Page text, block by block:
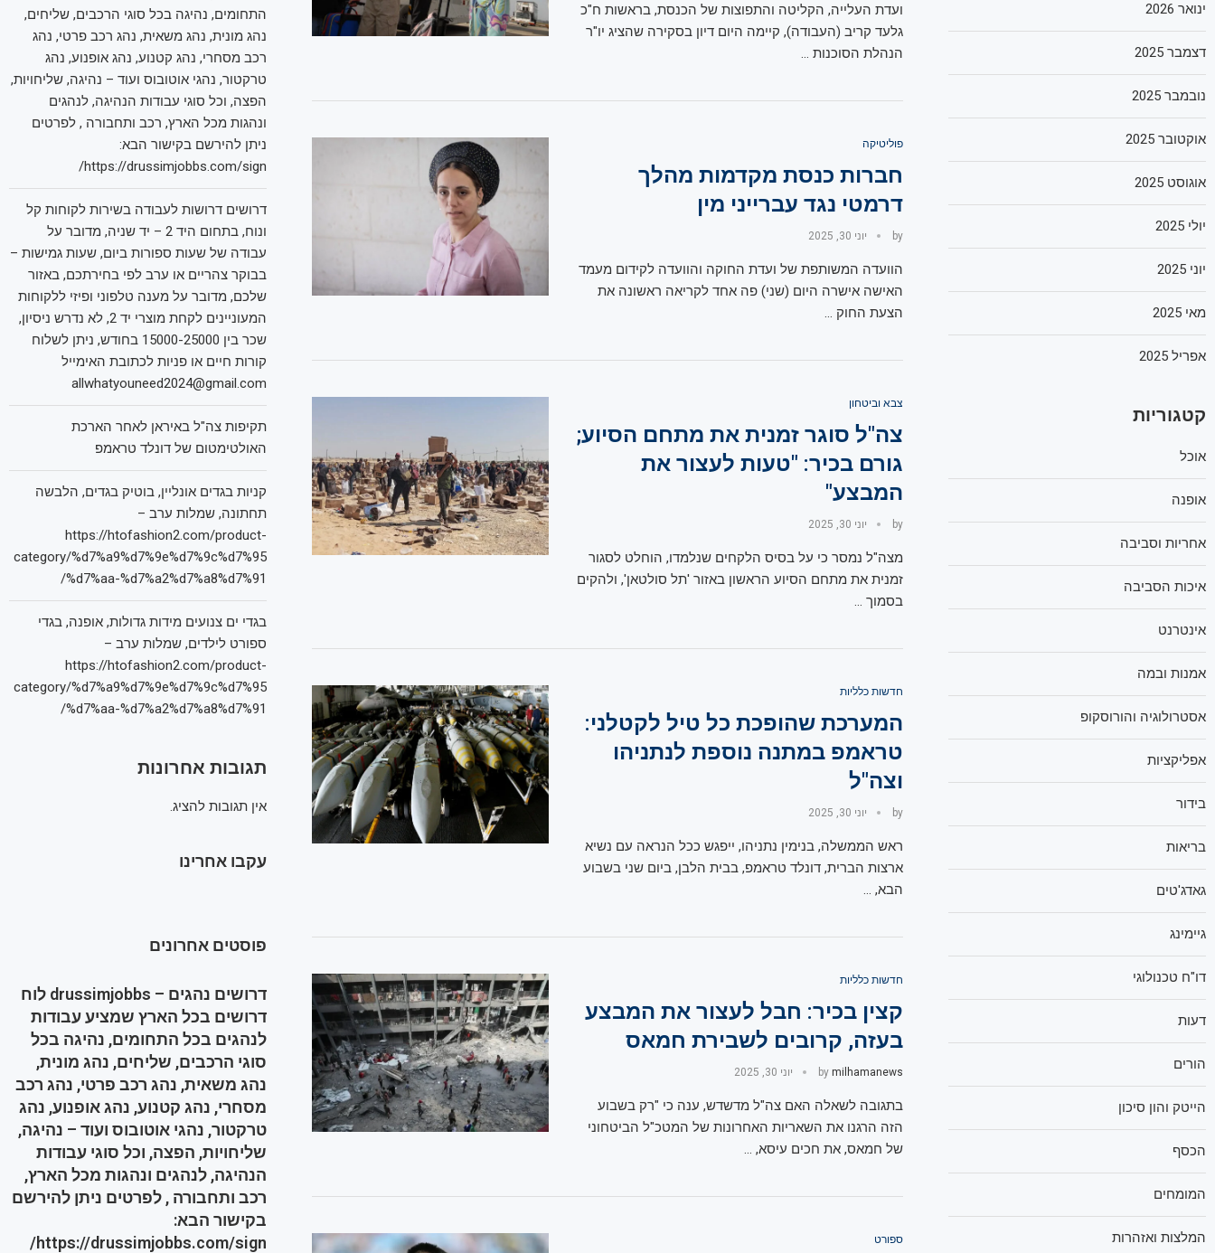
ועדת העלייה, הקליטה והתפוצות של הכנסת, בראשות ח"כ
גלעד קריב (העבודה), קיימה היום דיון בסקירה שהציג יו"ר
הנהלת הסוכנות …
פוליטיקה
חברות כנסת מקדמות מהלך
דרמטי נגד עברייני מין
by יוני 30, 2025
הוועדה המשותפת של ועדת החוקה והוועדה לקידום מעמד
האישה אישרה היום (שני) פה אחד לקריאה ראשונה את
הצעת החוק …
צבא וביטחון
צה"ל סוגר זמנית את מתחם הסיוע;
גורם בכיר: "טעות לעצור את
המבצע"
by יוני 30, 2025
מצה"ל נמסר כי על בסיס הלקחים שנלמדו, הוחלט לסגור
זמנית את מתחם הסיוע הראשון באזור 'תל סולטאן', ולהקים
בסמוך …
חדשות כלליות
המערכת שהופכת כל טיל לקטלני:
טראמפ במתנה נוספת לנתניהו
וצה"ל
by יוני 30, 2025
ראש הממשלה, בנימין נתניהו, ייפגש ככל הנראה עם נשיא
ארצות הברית, דונלד טראמפ, בבית הלבן, ביום שני בשבוע
הבא, …
חדשות כלליות
קצין בכיר: חבל לעצור את המבצע
בעזה, קרובים לשבירת חמאס
bymilhamanews יוני 30, 2025
בתגובה לשאלה האם צה"ל מדשדש, ענה כי "רק בשבוע
הזה הרגנו את השאריות האחרונות של המטכ"ל הביטחוני
של חמאס, את חכים עיסא, …
ספורט
התחומים, נהיגה בכל סוגי הרכבים, שליחים,
נהג מונית, נהג משאית, נהג רכב פרטי, נהג
רכב מסחרי, נהג קטנוע, נהג אופנוע, נהג
טרקטור, נהגי אוטובוס ועוד – נהיגה, שליחויות,
הפצה, וכל סוגי עבודות הנהיגה, לנהגים
ונהגות מכל הארץ, רכב ותחבורה , לפרטים
ניתן להירשם בקישור הבא:
https://drussimjobbs.com/sign/
דרושים דרושות לעבודה בשירות לקוחות קל
ונוח, בתחום היד 2 – יד שניה, מדובר על
עבודה של שעות ספורות ביום, שעות גמישות –
בבוקר צהריים או ערב לפי בחירתכם, באזור
שלכם, מדובר על מענה טלפוני ופיזי ללקוחות
המעוניינים לקחת מוצרי יד 2, לא נדרש ניסיון,
שכר בין 15000-25000 בחודש, ניתן לשלוח
קורות חיים או פניות לכתובת האימייל
allwhatyouneed2024@gmail.com
תקיפות צה"ל באיראן לאחר הארכת
האולטימטום של דונלד טראמפ
קניות בגדים אונליין, בוטיק בגדים, הלבשה
תחתונה, שמלות ערב –
https://htofashion2.com/product-
category/%d7%a9%d7%9e%d7%9c%d7%95
%d7%aa-%d7%a2%d7%a8%d7%91/
בגדי ים צנועים מידות גדולות, אופנה, בגדי
ספורט לילדים, שמלות ערב –
https://htofashion2.com/product-
category/%d7%a9%d7%9e%d7%9c%d7%95
%d7%aa-%d7%a2%d7%a8%d7%91/
תגובות אחרונות
אין תגובות להציג.
עקבו אחרינו
פוסטים אחרונים
דרושים נהגים – drussimjobbs לוח
דרושים בכל הארץ שמציע עבודות
לנהגים בכל התחומים, נהיגה בכל
סוגי הרכבים, שליחים, נהג מונית,
נהג משאית, נהג רכב פרטי, נהג רכב
מסחרי, נהג קטנוע, נהג אופנוע, נהג
טרקטור, נהגי אוטובוס ועוד – נהיגה,
שליחויות, הפצה, וכל סוגי עבודות
הנהיגה, לנהגים ונהגות מכל הארץ,
רכב ותחבורה , לפרטים ניתן להירשם
בקישור הבא:
https://drussimjobbs.com/sign/
ינואר 2026
דצמבר 2025
נובמבר 2025
אוקטובר 2025
אוגוסט 2025
יולי 2025
יוני 2025
מאי 2025
אפריל 2025
קטגוריות
אוכל
אופנה
אחריות וסביבה
איכות הסביבה
אינטרנט
אמנות ובמה
אסטרולוגיה והורוסקופ
אפליקציות
בידור
בריאות
גאדג'טים
גיימינג
דו"ח טכנולוגי
דעות
הורים
הייטק והון סיכון
הכסף
המומחים
המלצות ואזהרות